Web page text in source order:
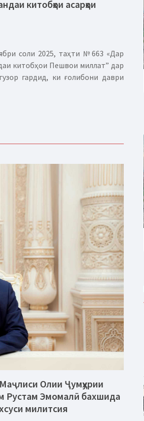
китобҳои асарҳои
соли 2025, таҳти №663 «Дар
китобҳои Пешвои миллат” дар
гардид, ки ғолибони даври
Олии Ҷумҳурии
Рустам Эмомалӣ бахшида
милитсия